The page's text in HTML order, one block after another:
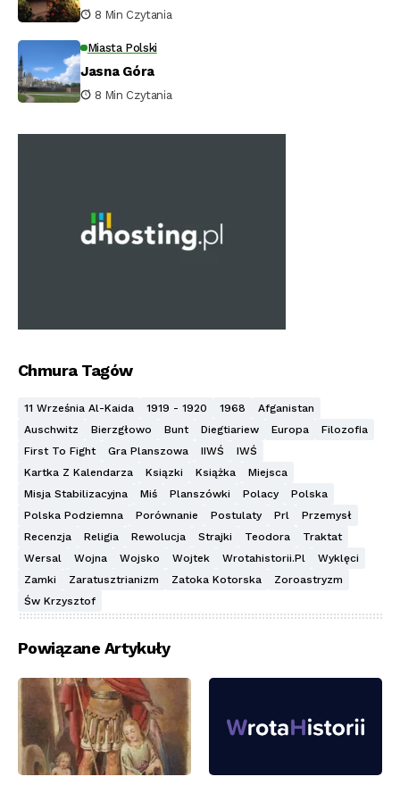
8 Min Czytania
Miasta Polski
Jasna Góra
8 Min Czytania
Chmura Tagów
11 Września Al-Kaida 1919 - 1920 1968
Afganistan
Auschwitz
Bierzgłowo Bunt Diegtiariew Europa
Filozofia
First To Fight
Gra Planszowa IIWŚ
IWŚ
Kartka Z Kalendarza
Ksiązki Książka
Miejsca
Misja Stabilizacyjna
Miś Planszówki Polacy
Polska
Polska Podziemna
Porównanie Postulaty Prl
Przemysł
Recenzja
Religia Rewolucja Strajki Teodora
Traktat
Wersal
Wojna Wojsko Wojtek Wrotahistorii.pl
Wyklęci
Zamki
Zaratusztrianizm Zatoka Kotorska
Zoroastryzm
Św Krzysztof
Powiązane Artykuły